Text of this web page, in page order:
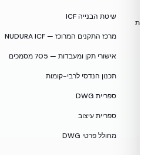
שיטת הבנייה ICF
מרכז התקנים המרוכז — NUDURA ICF
אישורי תקן ומעבדות — 705 מסמכים
תכנון הנדסי לרבי-קומות
ספריית DWG
ספריית עיצוב
מחולל פרטי DWG